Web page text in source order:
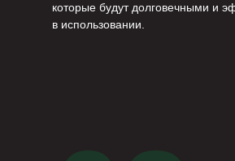
которые будут долговечными и
в использовании.